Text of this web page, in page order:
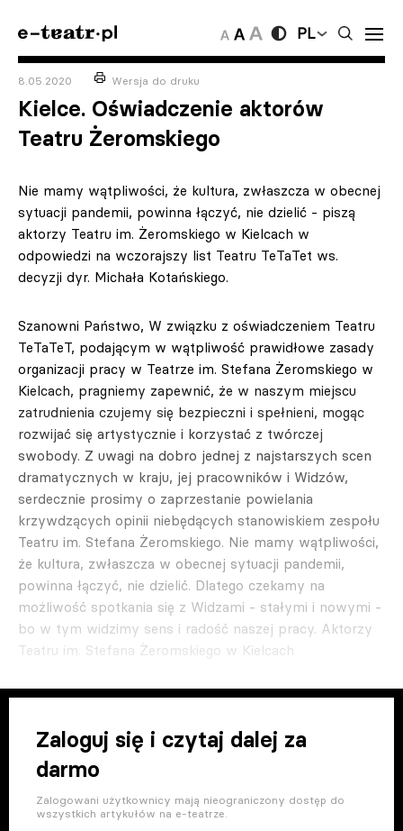
PL
8.05.2020 Wersja do druku
Kielce. Oświadczenie aktorów
Teatru Żeromskiego
Nie mamy wątpliwości, że kultura, zwłaszcza w obecnej
sytuacji pandemii, powinna łączyć, nie dzielić - piszą
aktorzy Teatru im. Żeromskiego w Kielcach w
odpowiedzi na wczorajszy list Teatru TeTaTet ws.
decyzji dyr. Michała Kotańskiego.
Szanowni Państwo, W związku z oświadczeniem Teatru
TeTaTeT, podającym w wątpliwość prawidłowe zasady
organizacji pracy w Teatrze im. Stefana Żeromskiego w
Kielcach, pragniemy zapewnić, że w naszym miejscu
zatrudnienia czujemy się bezpieczni i spełnieni, mogąc
rozwijać się artystycznie i korzystać z twórczej
swobody. Z uwagi na dobro jednej z najstarszych scen
dramatycznych w kraju, jej pracowników i Widzów,
serdecznie prosimy o zaprzestanie powielania
krzywdzących opinii niebędących stanowiskiem zespołu
Teatru im. Stefana Żeromskiego. Nie mamy wątpliwości,
że kultura, zwłaszcza w obecnej sytuacji pandemii,
powinna łączyć, nie dzielić. Dlatego czekamy na
możliwość spotkania się z Widzami - stałymi i nowymi -
bo w tym widzimy sens i radość naszej pracy. Aktorzy
Teatru im. Stefana Żeromskiego w Kielcach
Zaloguj się i czytaj dalej za
darmo
Zalogowani użytkownicy mają nieograniczony dostęp do
wszystkich artykułów na e-teatrze.